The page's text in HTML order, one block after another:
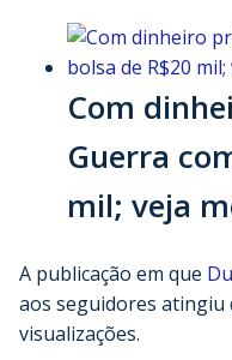
Com
Guerra
mil; veja
A publicação em que
aos seguidores atingiu
visualizações.